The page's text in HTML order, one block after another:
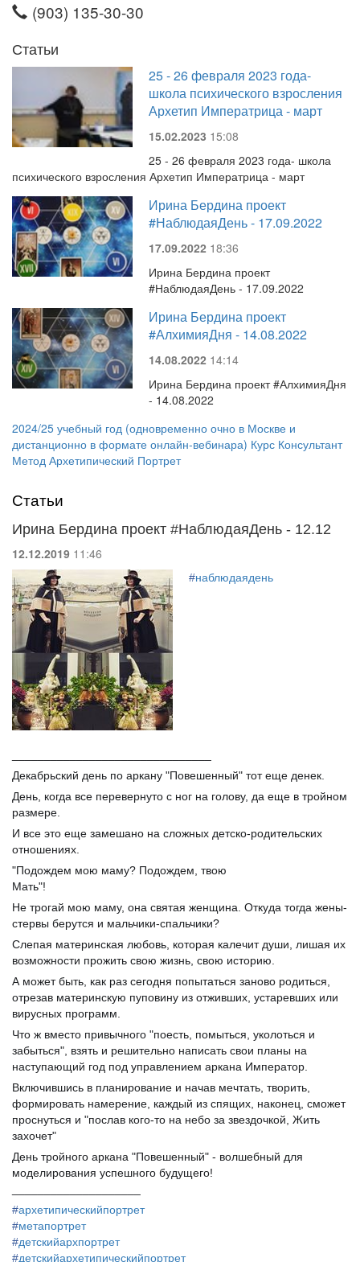
(903) 135-30-30
Статьи
25 - 26 февраля 2023 года-
школа психического взросления
Архетип Императрица - март
15.02.2023 15:08
25 - 26 февраля 2023 года- школа
психического взросления Архетип Императрица - март
Ирина Бердина проект
#НаблюдаяДень - 17.09.2022
17.09.2022 18:36
Ирина Бердина проект
#НаблюдаяДень - 17.09.2022
Ирина Бердина проект
#АлхимияДня - 14.08.2022
14.08.2022 14:14
Ирина Бердина проект #АлхимияДня
- 14.08.2022
2024/25 учебный год (одновременно очно в Москве и
дистанционно в формате онлайн-вебинара) Курс Консультант
Метод Архетипический Портрет
Статьи
Ирина Бердина проект #НаблюдаяДень - 12.12
12.12.2019 11:46
#наблюдаядень
Декабрьский день по аркану "Повешенный" тот еще денек.
День, когда все перевернуто с ног на голову, да еще в тройном
размере.
И все это еще замешано на сложных детско-родительских
отношениях.
"Подождем мою маму? Подождем, твою
Мать"!
Не трогай мою маму, она святая женщина. Откуда тогда жены-
стервы берутся и мальчики-спальчики?
Слепая материнская любовь, которая калечит души, лишая их
возможности прожить свою жизнь, свою историю.
А может быть, как раз сегодня попытаться заново родиться,
отрезав материнскую пуповину из отживших, устаревших или
вирусных программ.
Что ж вместо привычного "поесть, помыться, уколоться и
забыться", взять и решительно написать свои планы на
наступающий год под управлением аркана Император.
Включившись в планирование и начав мечтать, творить,
формировать намерение, каждый из спящих, наконец, сможет
проснуться и "послав кого-то на небо за звездочкой, Жить
захочет"
День тройного аркана "Повешенный" - волшебный для
моделирования успешного будущего!
#архетипическийпортрет
#метапортрет
#детскийархпортрет
#детскийархетипическийпортрет